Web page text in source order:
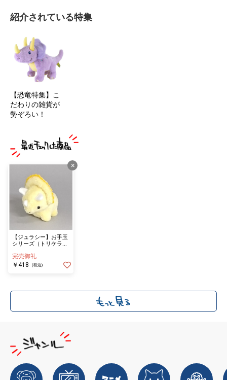
紹介されている特集
【恐竜特集】こ
だわりの雑貨が
勢ぞろい！
×
【ジュラシー】お手玉
シリーズ（トリケラト
完売御礼
￥418
(税込)